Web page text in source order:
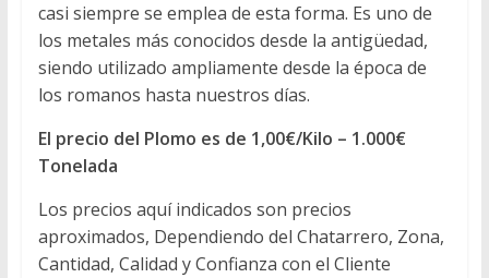
casi siempre se emplea de esta forma. Es uno de
los metales más conocidos desde la antigüedad,
siendo utilizado ampliamente desde la época de
los romanos hasta nuestros días.
El precio del Plomo es de 1,00€/Kilo – 1.000€
Tonelada
Los precios aquí indicados son precios
aproximados, Dependiendo del Chatarrero, Zona,
Cantidad, Calidad y Confianza con el Cliente